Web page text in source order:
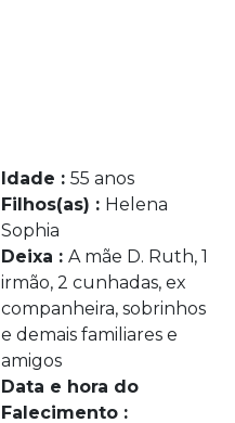
Idade : 55 anos
Filhos(as) : Helena
Sophia
Deixa : A mãe D. Ruth, 1
irmão, 2 cunhadas, ex
companheira, sobrinhos
e demais familiares e
amigos
Data e hora do
Falecimento :